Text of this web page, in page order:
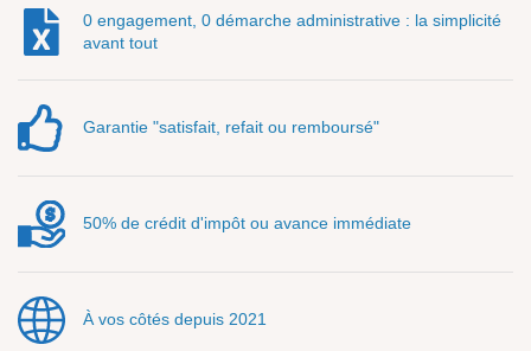
0 engagement, 0 démarche administrative : la simplicité
avant tout
Garantie "satisfait, refait ou remboursé"
50% de crédit d'impôt ou avance immédiate
À vos côtés depuis 2021